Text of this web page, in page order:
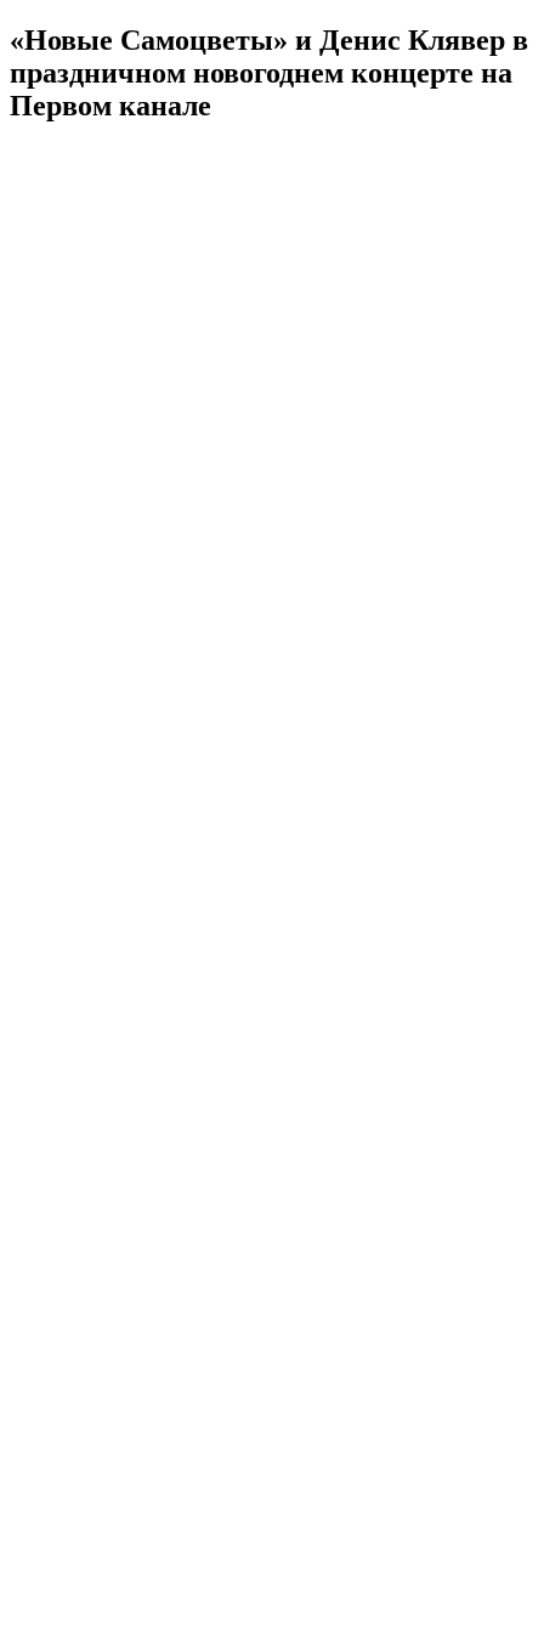
«Новые Самоцветы» и Денис Клявер в
праздничном новогоднем концерте на
Первом канале